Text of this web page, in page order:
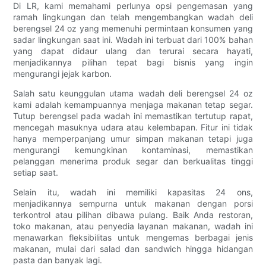
Di LR, kami memahami perlunya opsi pengemasan yang
ramah lingkungan dan telah mengembangkan wadah deli
berengsel 24 oz yang memenuhi permintaan konsumen yang
sadar lingkungan saat ini. Wadah ini terbuat dari 100% bahan
yang dapat didaur ulang dan terurai secara hayati,
menjadikannya pilihan tepat bagi bisnis yang ingin
mengurangi jejak karbon.
Salah satu keunggulan utama wadah deli berengsel 24 oz
kami adalah kemampuannya menjaga makanan tetap segar.
Tutup berengsel pada wadah ini memastikan tertutup rapat,
mencegah masuknya udara atau kelembapan. Fitur ini tidak
hanya memperpanjang umur simpan makanan tetapi juga
mengurangi kemungkinan kontaminasi, memastikan
pelanggan menerima produk segar dan berkualitas tinggi
setiap saat.
Selain itu, wadah ini memiliki kapasitas 24 ons,
menjadikannya sempurna untuk makanan dengan porsi
terkontrol atau pilihan dibawa pulang. Baik Anda restoran,
toko makanan, atau penyedia layanan makanan, wadah ini
menawarkan fleksibilitas untuk mengemas berbagai jenis
makanan, mulai dari salad dan sandwich hingga hidangan
pasta dan banyak lagi.